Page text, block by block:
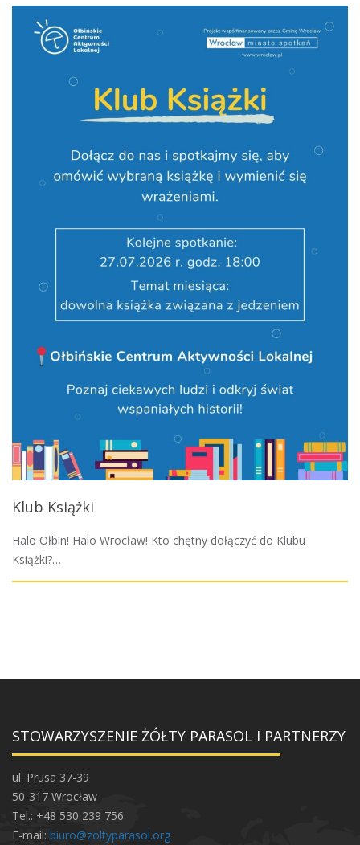
Klub Książki
Halo Ołbin! Halo Wrocław! Kto chętny dołączyć do Klubu
Książki?…
STOWARZYSZENIE ŻÓŁTY PARASOL I PARTNERZY
ul. Prusa 37-39
50-317 Wrocław
Tel.: +48 530 239 756
E-mail: biuro@zoltyparasol.org